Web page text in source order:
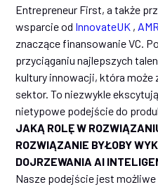
Entrepreneur First, a także
wsparcie od InnovateUK ,
znaczące finansowanie VC.
przyciąganiu najlepszych
kultury innowacji, która
sektor. To niezwykle
nietypowe podejście do
JAKĄ ROLĘ W
ROZWIĄZANIE BYŁOBY
DOJRZEWANIA AI
Nasze podejście jest